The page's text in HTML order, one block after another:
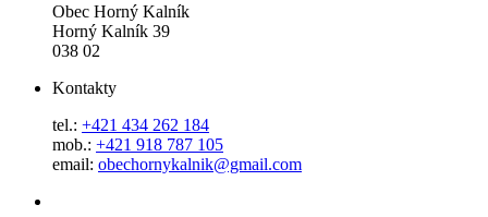
Obec Horný Kalník
Horný Kalník 39
038 02
Kontakty
tel.: +421 434 262 184
mob.: +421 918 787 105
email: obechornykalnik@gmail.com